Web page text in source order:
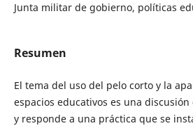
Junta militar de gobierno, políticas
Resumen
El tema del uso del pelo corto y la
espacios educativos es una
y responde a una práctica que se